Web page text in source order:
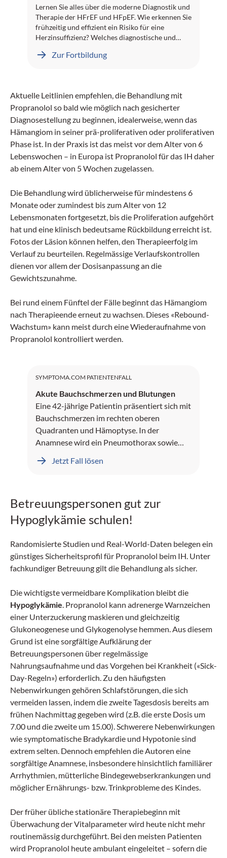
Lernen Sie alles über die moderne Diagnostik und
Therapie der HFrEF und HFpEF. Wie erkennen Sie
frühzeitig und effizient ein Risiko für eine
Herzinsuffizienz? Welches diagnostische und
Guidelines? Und welche Rolle spielen SGLT2-
Fachgesellschaft angefragt. Wir wünschen Ihnen
viel Erfolg!
Zur Fortbildung
Aktuelle Leitlinien empfehlen, die Behandlung mit
Propranolol so bald wie möglich nach gesicherter
Diagnosestellung zu beginnen, idealerweise, wenn das
Hämangiom in seiner prä-proliferativen oder proliferativen
Phase ist. In der Praxis ist das meist vor dem Alter von 6
Lebenswochen – in Europa ist Propranolol für das IH daher
ab einem Alter von 5 Wochen zugelassen.
Die Behandlung wird üblicherweise für mindestens 6
Monate oder zumindest bis zum Alter von 12
Lebensmonaten fortgesetzt, bis die Proliferation aufgehört
hat und eine klinisch bedeutsame Rückbildung erreicht ist.
Fotos der Läsion können helfen, den Therapieerfolg im
Verlauf zu beurteilen. Regelmässige Verlaufskontrollen
dienen vor allem der Dosisanpassung an die
Gewichtszunahme.
Bei rund einem Fünftel der Fälle beginnt das Hämangiom
nach Therapieende erneut zu wachsen. Dieses «Rebound-
Wachstum» kann meist durch eine Wiederaufnahme von
Propranolol kontrolliert werden.
SYMPTOMA.COM PATIENTENFALL
Akute Bauchschmerzen und Blutungen
Eine 42-jährige Patientin präsentiert sich mit
Bauchschmerzen im rechten oberen
Quadranten und Hämoptyse. In der
Anamnese wird ein Pneumothorax sowie
Jetzt Fall lösen
Betreuungspersonen gut zur
Hypoglykämie schulen!
Randomisierte Studien und Real-World-Daten belegen ein
günstiges Sicherheitsprofil für Propranolol beim IH. Unter
fachkundiger Betreuung gilt die Behandlung als sicher.
Die wichtigste vermeidbare Komplikation bleibt die
Hypoglykämie . Propranolol kann adrenerge Warnzeichen
einer Unterzuckerung maskieren und gleichzeitig
Glukoneogenese und Glykogenolyse hemmen. Aus diesem
Grund ist eine sorgfältige Aufklärung der
Betreuungspersonen über regelmässige
Nahrungsaufnahme und das Vorgehen bei Krankheit («Sick-
Day-Regeln») erforderlich. Zu den häufigsten
Nebenwirkungen gehören Schlafstörungen, die sich
vermeiden lassen, indem die zweite Tagesdosis bereits am
frühen Nachmittag gegeben wird (z.B. die erste Dosis um
7.00 und die zweite um 15.00). Schwerere Nebenwirkungen
wie symptomatische Bradykardie und Hypotonie sind
extrem selten. Dennoch empfehlen die Autoren eine
sorgfältige Anamnese, insbesondere hinsichtlich familiärer
Arrhythmien, mütterliche Bindegewebserkrankungen und
möglicher Ernährungs- bzw. Trinkprobleme des Kindes.
Der früher übliche stationäre Therapiebeginn mit
Überwachung der Vitalparameter wird heute nicht mehr
routinemässig durchgeführt. Bei den meisten Patienten
wird Propranolol heute ambulant eingeleitet – sofern die